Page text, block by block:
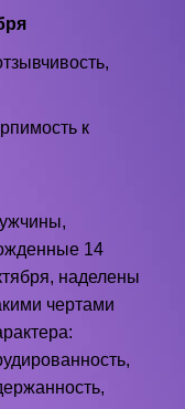
к
14
наделены
чертами